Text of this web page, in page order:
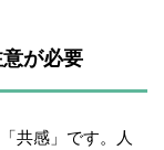
が必要
共感」です。人